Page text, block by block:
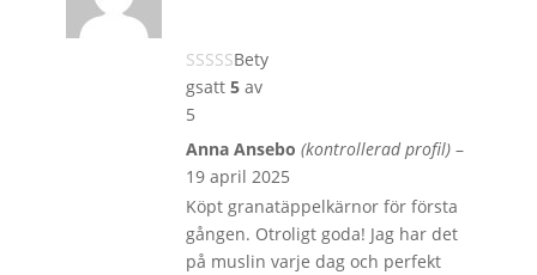
Bety
gsatt 5av
5
Anna Ansebo (kontrollerad profil) –
19 april 2025
Köpt granatäppelkärnor för första
gången. Otroligt goda! Jag har det
på muslin varje dag och perfekt